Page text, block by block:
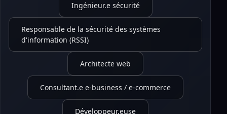
Ingénieur.e sécurité
Responsable de la sécurité des systèmes
d'information (RSSI)
Architecte web
Consultant.e e-business / e-commerce
Développeur.euse